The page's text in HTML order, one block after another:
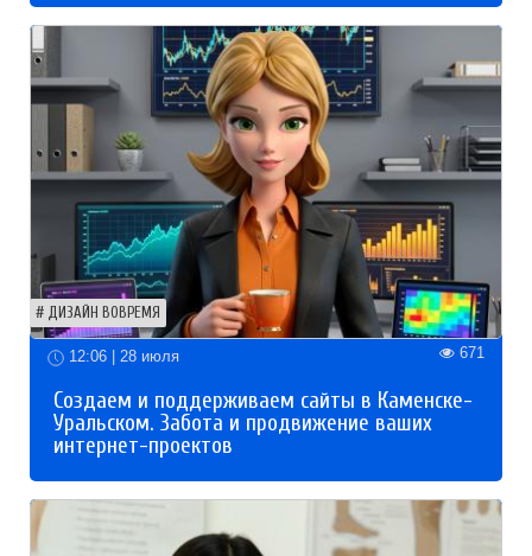
ДИЗАЙН ВОВРЕМЯ
12:06 | 28 июля 671
Создаем и поддерживаем сайты в Каменске-
Уральском. Забота и продвижение ваших
интернет-проектов